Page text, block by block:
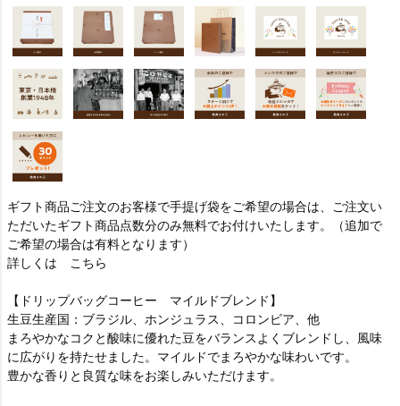
ギフト商品ご注文のお客様で手提げ袋をご希望の場合は、ご注文い
ただいたギフト商品点数分のみ無料でお付けいたします。（追加で
ご希望の場合は有料となります）
詳しくは
こちら
【ドリップバッグコーヒー マイルドブレンド】
生豆生産国：ブラジル、ホンジュラス、コロンビア、他
まろやかなコクと酸味に優れた豆をバランスよくブレンドし、風味
に広がりを持たせました。マイルドでまろやかな味わいです。
豊かな香りと良質な味をお楽しみいただけます。